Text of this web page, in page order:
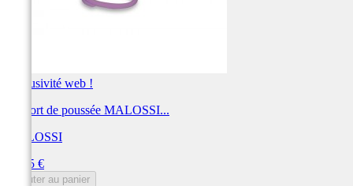
Exclusivité web !
Ressort de poussée MALOSSI...
MALOSSI
13,05 €
Ajouter au panier